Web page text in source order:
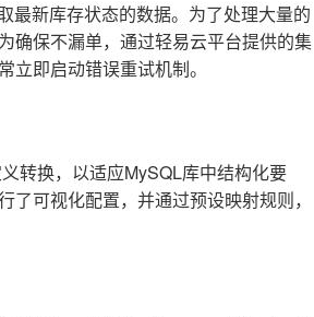
最新库存状态的数据。为了处理大量的
确保不漏单，通过轻易云平台提供的集
即启动错误重试机制。
转换，以适应MySQL库中结构化要
可视化配置，并通过预设映射规则，